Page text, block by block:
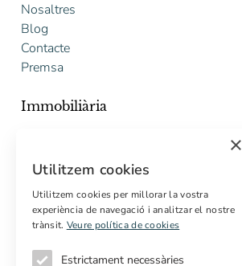
Nosaltres
Blog
Contacte
Premsa
Immobiliària
Pressupost gratuït de rehabilitació
Serveis
Compradors internacionals
×
Utilitzem cookies
Utilitzem cookies per millorar la vostra
experiència de navegació i analitzar el nostre
trànsit. Veure política de cookies
Estrictament necessàries